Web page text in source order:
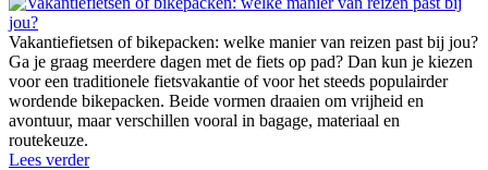
Vakantiefietsen of bikepacken: welke manier van reizen past bij jou?
Ga je graag meerdere dagen met de fiets op pad? Dan kun je kiezen
voor een traditionele fietsvakantie of voor het steeds populairder
wordende bikepacken. Beide vormen draaien om vrijheid en
avontuur, maar verschillen vooral in bagage, materiaal en
routekeuze.
Lees verder